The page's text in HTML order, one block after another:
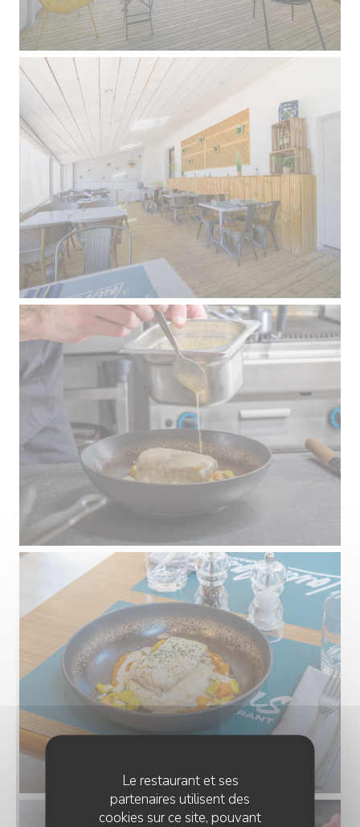
Le restaurant et ses
partenaires utilisent des
cookies sur ce site, pouvant